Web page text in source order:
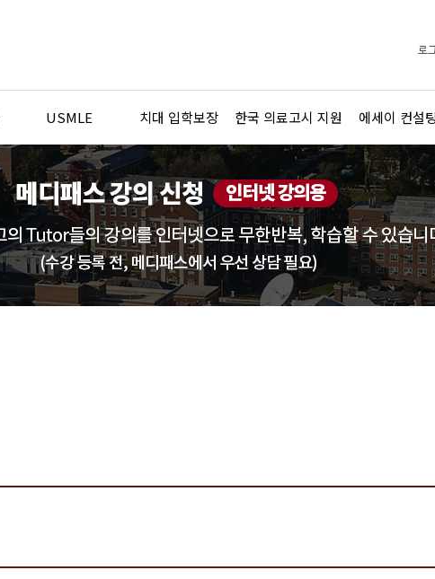
로
USMLE 치대 입학보장 한국 의료고시 지원 에세이 컨설팅